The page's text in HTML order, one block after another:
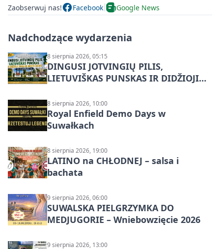
Zaobserwuj nas! Facebook Google News
Nadchodzące wydarzenia
8 sierpnia 2026, 05:15
DINGUSI JOTVINGIŲ PILIS,
LIETUVIŠKAS PUNSKAS IR DIDŽIOJI
DZŪKIJOS – jednodienė kelionė
8 sierpnia 2026, 10:00
Royal Enfield Demo Days w
Suwałkach
8 sierpnia 2026, 19:00
LATINO na CHŁODNEJ – salsa i
bachata
9 sierpnia 2026, 06:00
SUWALSKA PIELGRZYMKA DO
MEDJUGORIE – Wniebowzięcie 2026
9 sierpnia 2026, 13:00